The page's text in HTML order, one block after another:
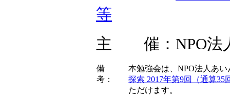
等
主 催：NPO法
備
考：
本勉強会は、NPO法人あ
探索 2017年第9回（通算35
ただけます。